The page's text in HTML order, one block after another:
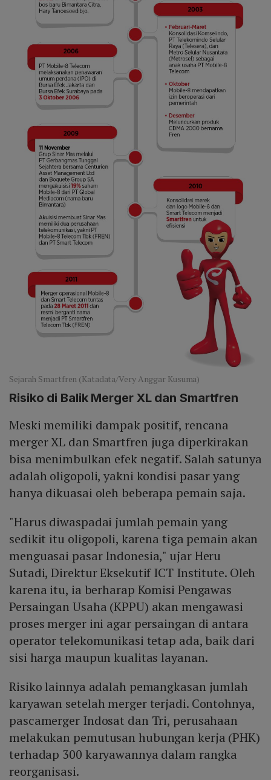
Sejarah Smartfren (Katadata/Very Anggar Kusuma)
Risiko di Balik Merger XL dan Smartfren
Meski memiliki dampak positif, rencana
merger XL dan Smartfren juga diperkirakan
bisa menimbulkan efek negatif. Salah satunya
adalah oligopoli, yakni kondisi pasar yang
hanya dikuasai oleh beberapa pemain saja.
"Harus diwaspadai jumlah pemain yang
sedikit itu oligopoli, karena tiga pemain akan
menguasai pasar Indonesia," ujar Heru
Sutadi, Direktur Eksekutif ICT Institute. Oleh
karena itu, ia berharap Komisi Pengawas
Persaingan Usaha (KPPU) akan mengawasi
proses merger ini agar persaingan di antara
operator telekomunikasi tetap ada, baik dari
sisi harga maupun kualitas layanan.
Risiko lainnya adalah pemangkasan jumlah
karyawan setelah merger terjadi. Contohnya,
pascamerger Indosat dan Tri, perusahaan
melakukan pemutusan hubungan kerja (PHK)
terhadap 300 karyawannya dalam rangka
reorganisasi.